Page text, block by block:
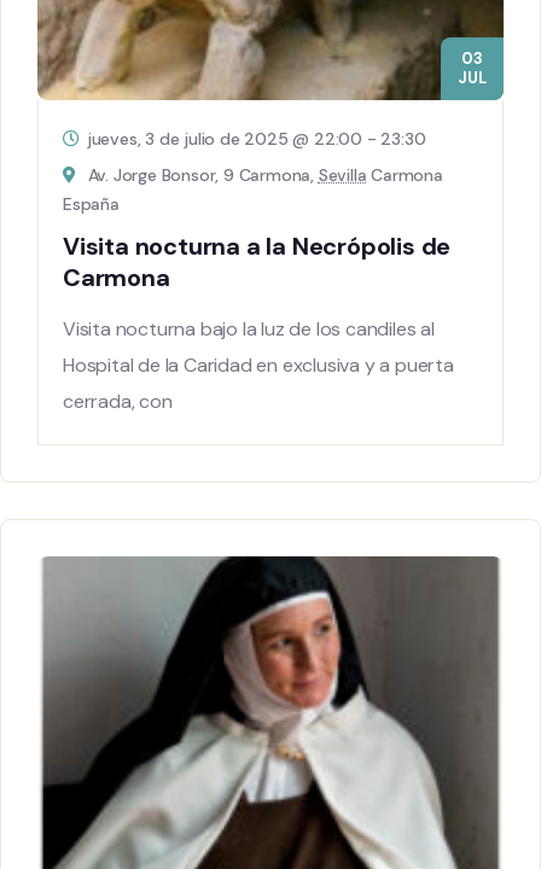
03
JUL
jueves, 3 de julio de 2025 @ 22:00 - 23:30
Av. Jorge Bonsor, 9 Carmona, Sevilla Carmona
España
Visita nocturna a la Necrópolis de
Carmona
Visita nocturna bajo la luz de los candiles al
Hospital de la Caridad en exclusiva y a puerta
cerrada, con